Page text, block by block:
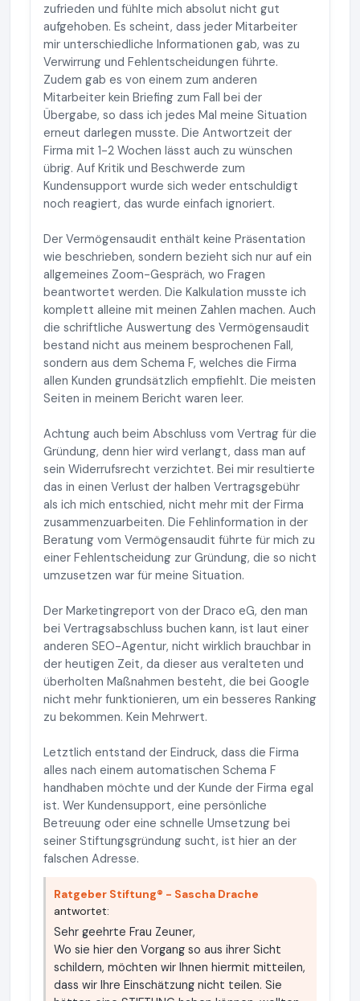
zufrieden und fühlte mich absolut nicht gut
aufgehoben. Es scheint, dass jeder Mitarbeiter
mir unterschiedliche Informationen gab, was zu
Verwirrung und Fehlentscheidungen führte.
Zudem gab es von einem zum anderen
Mitarbeiter kein Briefing zum Fall bei der
Übergabe, so dass ich jedes Mal meine Situation
erneut darlegen musste. Die Antwortzeit der
Firma mit 1-2 Wochen lässt auch zu wünschen
übrig. Auf Kritik und Beschwerde zum
Kundensupport wurde sich weder entschuldigt
noch reagiert, das wurde einfach ignoriert.
Der Vermögensaudit enthält keine Präsentation
wie beschrieben, sondern bezieht sich nur auf ein
allgemeines Zoom-Gespräch, wo Fragen
beantwortet werden. Die Kalkulation musste ich
komplett alleine mit meinen Zahlen machen. Auch
die schriftliche Auswertung des Vermögensaudit
bestand nicht aus meinem besprochenen Fall,
sondern aus dem Schema F, welches die Firma
allen Kunden grundsätzlich empfiehlt. Die meisten
Seiten in meinem Bericht waren leer.
Achtung auch beim Abschluss vom Vertrag für die
Gründung, denn hier wird verlangt, dass man auf
sein Widerrufsrecht verzichtet. Bei mir resultierte
das in einen Verlust der halben Vertragsgebühr
als ich mich entschied, nicht mehr mit der Firma
zusammenzuarbeiten. Die Fehlinformation in der
Beratung vom Vermögensaudit führte für mich zu
einer Fehlentscheidung zur Gründung, die so nicht
umzusetzen war für meine Situation.
Der Marketingreport von der Draco eG, den man
bei Vertragsabschluss buchen kann, ist laut einer
anderen SEO-Agentur, nicht wirklich brauchbar in
der heutigen Zeit, da dieser aus veralteten und
überholten Maßnahmen besteht, die bei Google
nicht mehr funktionieren, um ein besseres Ranking
zu bekommen. Kein Mehrwert.
Letztlich entstand der Eindruck, dass die Firma
alles nach einem automatischen Schema F
handhaben möchte und der Kunde der Firma egal
ist. Wer Kundensupport, eine persönliche
Betreuung oder eine schnelle Umsetzung bei
seiner Stiftungsgründung sucht, ist hier an der
falschen Adresse.
Ratgeber Stiftung® - Sascha Drache
antwortet:
Sehr geehrte Frau Zeuner,
Wo sie hier den Vorgang so aus ihrer Sicht
schildern, möchten wir Ihnen hiermit mitteilen,
dass wir Ihre Einschätzung nicht teilen. Sie